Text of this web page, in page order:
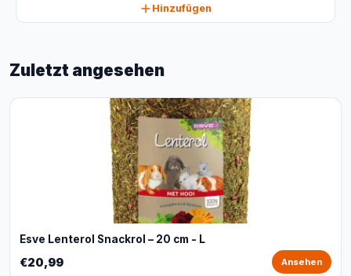
Hinzufügen
Zuletzt angesehen
Esve Lenterol Snackrol – 20 cm - L
€20,99 Ansehen